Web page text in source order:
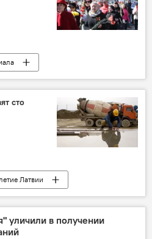
дума
сто
Латвии
уличили в получении